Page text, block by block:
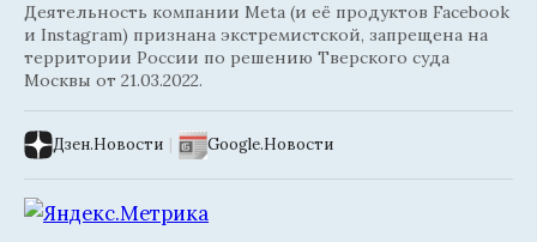
Деятельность компании Meta (и её продуктов Facebook
и Instagram) признана экстремистской, запрещена на
территории России по решению Тверского суда
Москвы от 21.03.2022.
Дзен.Новости | Google.Новости